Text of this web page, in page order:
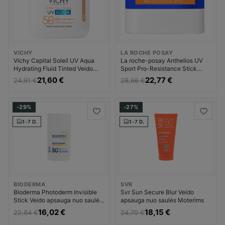
VICHY
Vichy Capital Soleil UV Aqua
Hydrating Fluid Tinted Veido
apsauga nuo saulės Moterims
24,91 €21,60 €
LA ROCHE POSAY
La roche-posay Anthelios UV
Sport Pro-Resistance Stick
Veido apsauga nuo saulės
Unisex
28,66 €22,77 €
-29%
1-7 D.
BIODERMA
Bioderma Photoderm Invisible
Stick Veido apsauga nuo saulės
Unisex
22,64 €16,02 €
-27%
1-7 D.
SVR
Svr Sun Secure Blur Veido
apsauga nuo saulės Moterims
24,70 €18,15 €